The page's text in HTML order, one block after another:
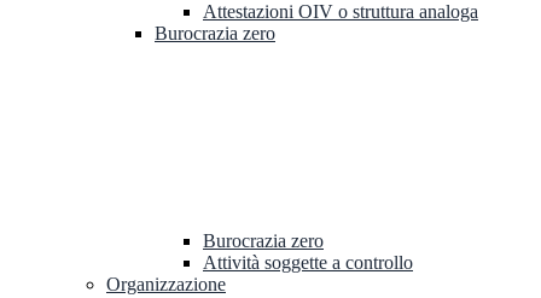
Attestazioni OIV o struttura analoga
Burocrazia zero
Burocrazia zero
Attività soggette a controllo
Organizzazione